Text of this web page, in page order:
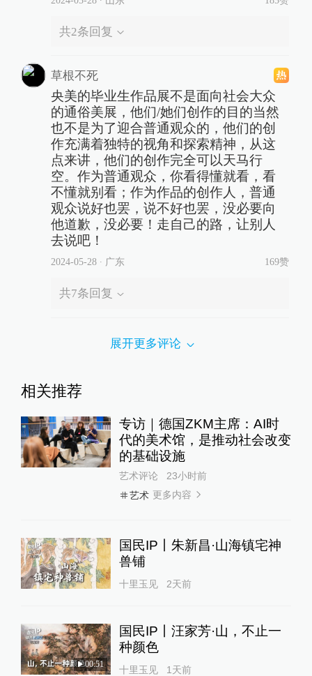
共2条回复
草根不死
央美的毕业生作品展不是面向社会大众
的通俗美展，他们/她们创作的目的当然
也不是为了迎合普通观众的，他们的创
作充满着独特的视角和探索精神，从这
点来讲，他们的创作完全可以天马行
空。作为普通观众，你看得懂就看，看
不懂就别看；作为作品的创作人，普通
观众说好也罢，说不好也罢，没必要向
他道歉，没必要！走自己的路，让别人
去说吧！
2024-05-28∙ 广东 169赞
共7条回复
展开更多评论
相关推荐
专访｜德国ZKM主席：AI时
代的美术馆，是推动社会改变
的基础设施
艺术评论
23小时前
艺术 更多内容
国民IP丨朱新昌·山海镇宅神
兽铺
十里玉见 2天前
00:51
国民IP丨汪家芳·山，不止一
种颜色
十里玉见 1天前